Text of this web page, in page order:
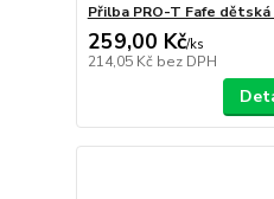
Přilba PRO-T Fafe dětská
259,00 Kč/ks
214,05 Kč bez DPH